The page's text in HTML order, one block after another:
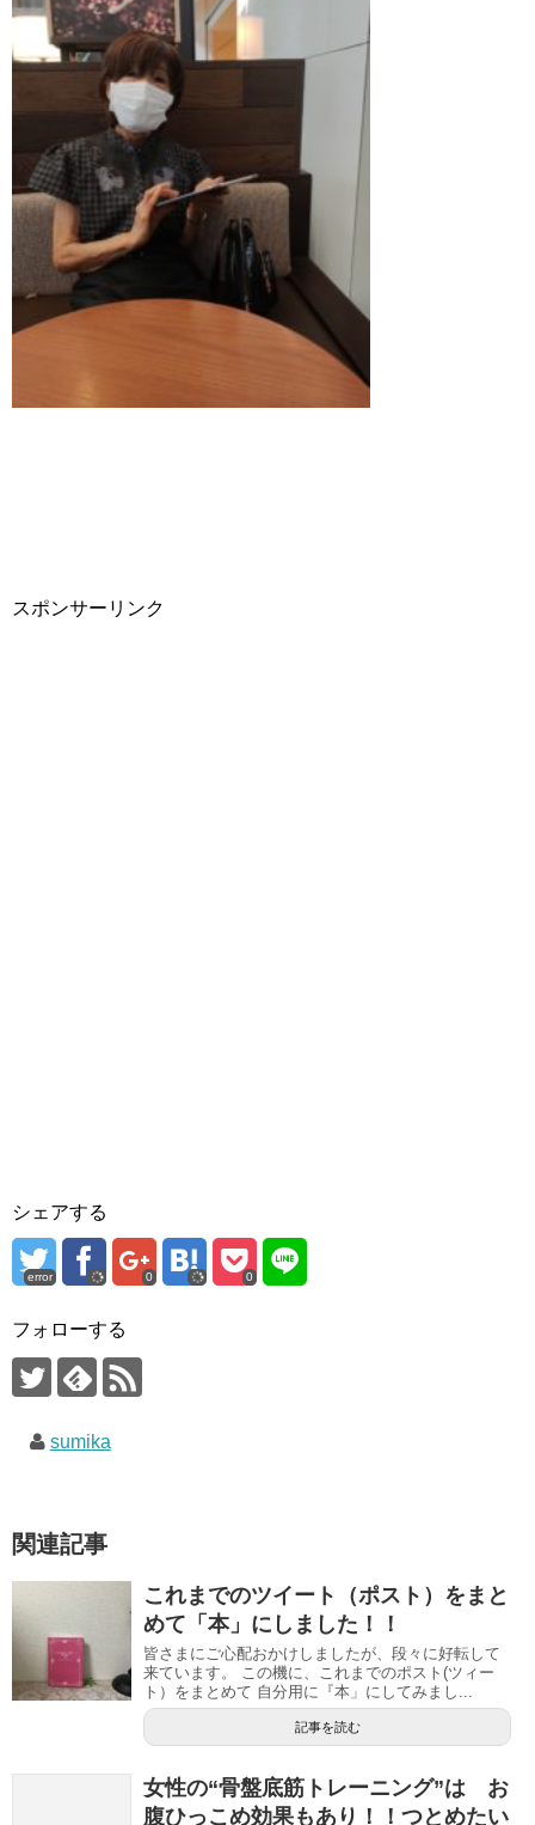
スポンサーリンク
シェアする
error 0 0
フォローする
sumika
関連記事
これまでのツイート（ポスト）をまと
めて「本」にしました！！
皆さまにご心配おかけしましたが、段々に好転して
来ています。 この機に、これまでのポスト(ツィー
ト）をまとめて 自分用に『本」にしてみまし...
記事を読む
女性の“骨盤底筋トレーニング”は お
腹ひっこめ効果もあり！！つとめたい